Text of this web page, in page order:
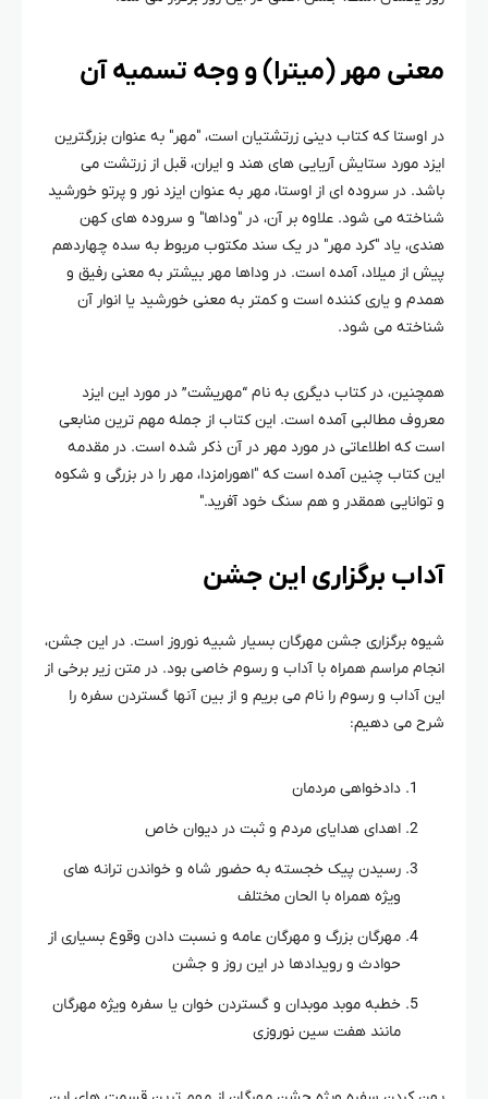
معنی مهر (میترا) و وجه تسمیه آن
در اوستا که کتاب دینی زرتشتیان است، ″مهر″ به عنوان بزرگترین
ایزد مورد ستایش آریایی های هند و ایران، قبل از زرتشت می
باشد. در سروده ای از اوستا، مهر به عنوان ایزد نور و پرتو خورشید
شناخته می شود. علاوه بر آن، در ″وداها″ و سروده های کهن
هندی، یاد ″کرد مهر″ در یک سند مکتوب مربوط به سده چهاردهم
پیش از میلاد، آمده است. در وداها مهر بیشتر به معنی رفیق و
همدم و یاری کننده است ‌و کمتر به معنی خورشید یا انوار آن
شناخته می شود.
همچنین، در کتاب دیگری به نام “مهریشت” در مورد این ایزد
معروف مطالبی آمده است. این کتاب از جمله مهم ترین منابعی
است که اطلاعاتی در مورد مهر در آن ذکر شده است. در مقدمه
این کتاب چنین آمده است که ″اهورامزدا، مهر را در بزرگی و شکوه
و توانایی همقدر و هم سنگ خود آفرید.″
آداب برگزاری این جشن
شیوه برگزاری جشن مهرگان بسیار شبیه نوروز است. در این جشن،
انجام مراسم همراه با آداب و رسوم خاصی بود. در متن زیر برخی از
این آداب و رسوم را نام می بریم و از بین آنها گستردن سفره را
شرح می دهیم:
دادخواهی مردمان
اهدای هدایای مردم و ثبت در دیوان خاص
رسیدن پیک خجسته به حضور شاه و خواندن ترانه های
ویژه همراه با الحان مختلف
مهرگان بزرگ و مهرگان عامه و نسبت دادن وقوع بسیاری از
حوادث و رویدادها در این روز و جشن
خطبه موبد موبدان و گستردن خوان یا سفره ویژه مهرگان
مانند هفت سین نوروزی